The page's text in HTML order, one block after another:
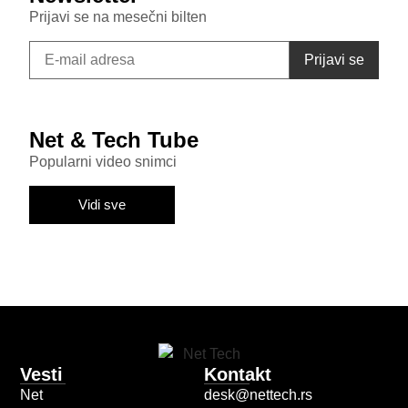
Prijavi se na mesečni bilten
Net & Tech Tube
Popularni video snimci
Vidi sve
Vesti
Net
Kontakt
desk@nettech.rs